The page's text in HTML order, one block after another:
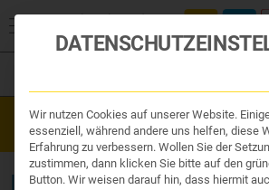
Organe & Organ Uhr
Traditionelle Medizin
Nahrungsergänzung
Kosmetik und Hygiene
Ihr Apotheker
Westend Online-Shop: Sicher, schnell
Gratisversand ab €50
Wir nutzen Cookies auf unserer Website.
essenziell, während andere uns helfen, diese
Erfahrung zu verbessern. Wollen Sie der
zustimmen, dann klicken Sie bitte auf den
Button. Wir weisen darauf hin, dass hiermit